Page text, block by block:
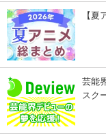
【夏
芸能
スク